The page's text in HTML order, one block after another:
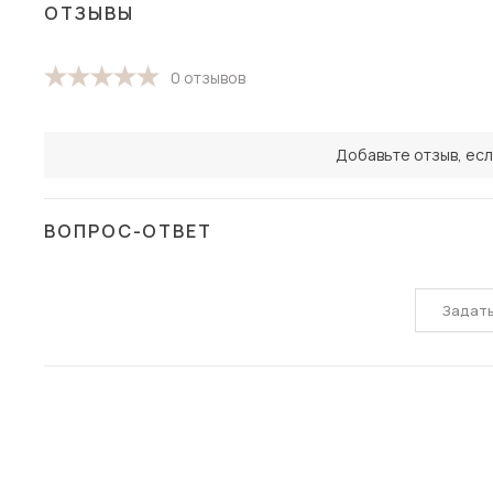
ОТЗЫВЫ
0 отзывов
Добавьте отзыв,
ВОПРОС-ОТВЕТ